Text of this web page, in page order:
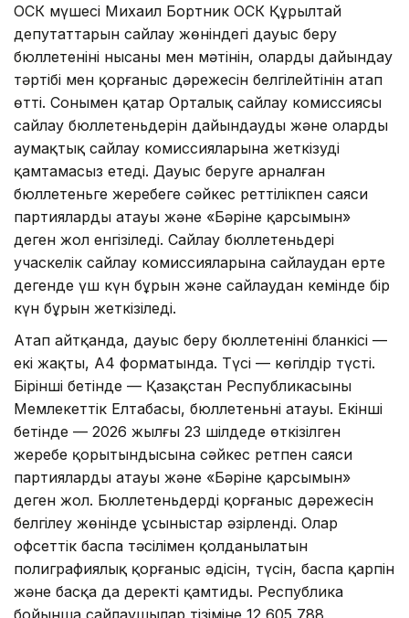
ОСК мүшесі Михаил Бортник ОСК Құрылтай
депутаттарын сайлау жөніндегі дауыс беру
бюллетенінің нысаны мен мәтінін, оларды дайындау
тәртібі мен қорғаныс дәрежесін белгілейтінін атап
өтті. Сонымен қатар Орталық сайлау комиссиясы
сайлау бюллетеньдерін дайындауды және оларды
аумақтық сайлау комиссияларына жеткізуді
қамтамасыз етеді. Дауыс беруге арналған
бюллетеньге жеребеге сәйкес реттілікпен саяси
партиялардың атауы және «Бәріне қарсымын»
деген жол енгізіледі. Сайлау бюллетеньдерi
учаскелiк сайлау комиссияларына сайлаудан ерте
дегенде үш күн бұрын және сайлаудан кемінде бiр
күн бұрын жеткiзiледi.
Атап айтқанда, дауыс беру бюллетенінің бланкісі —
екі жақты, А4 форматында. Түсі — көгілдір түсті.
Бірінші бетінде — Қазақстан Республикасының
Мемлекеттік Елтаңбасы, бюллетеньнің атауы. Екінші
бетінде — 2026 жылғы 23 шілдеде өткізілген
жеребе қорытындысына сәйкес ретпен саяси
партиялардың атауы және «Бәріне қарсымын»
деген жол. Бюллетеньдердің қорғаныс дәрежесін
белгілеу жөнінде ұсыныстар әзірленді. Олар
офсеттік баспа тәсілімен қолданылатын
полиграфиялық қорғаныс әдісін, түсін, баспа қарпін
және басқа да деректі қамтиды. Республика
бойынша сайлаушылар тізіміне 12 605 788